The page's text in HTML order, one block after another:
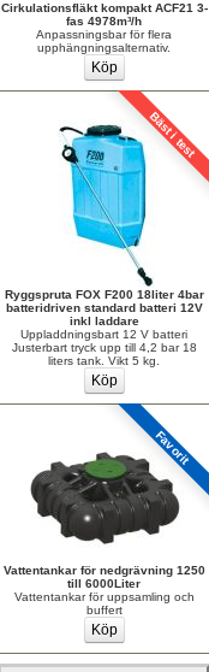
Cirkulationsfläkt kompakt ACF21 3-
fas 4978m³/h
Anpassningsbar för flera
upphängningsalternativ.
Bäst i test
Ryggspruta FOX F200 18liter 4bar
batteridriven standard batteri 12V
inkl laddare
Uppladdningsbart 12 V batteri
Justerbart tryck upp till 4,2 bar 18
liters tank. Vikt 5 kg.
Favorit
Vattentankar för nedgrävning 1250
till 6000Liter
Vattentankar för uppsamling och
buffert